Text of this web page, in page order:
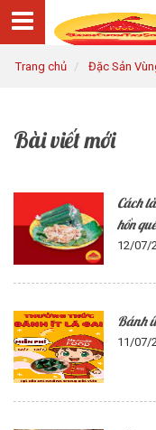
Trang chủ Đặc Sản
Bài viết mới
Cách
hồn
12/07/
Bánh
11/07/